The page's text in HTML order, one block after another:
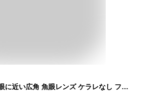
超広角レンズ 170°魚眼に近い広角 魚眼レンズ ケラレなし フィッシュアイレンズ セルカレンズ 黒フチなし ガラスレンズ アンドロイド ギャラクシー iPhone12 iPhone13 iPhone14 SE